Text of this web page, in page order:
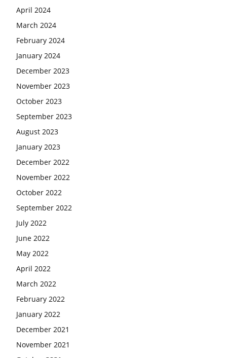
April 2024
March 2024
February 2024
January 2024
December 2023
November 2023
October 2023
September 2023
August 2023
January 2023
December 2022
November 2022
October 2022
September 2022
July 2022
June 2022
May 2022
April 2022
March 2022
February 2022
January 2022
December 2021
November 2021